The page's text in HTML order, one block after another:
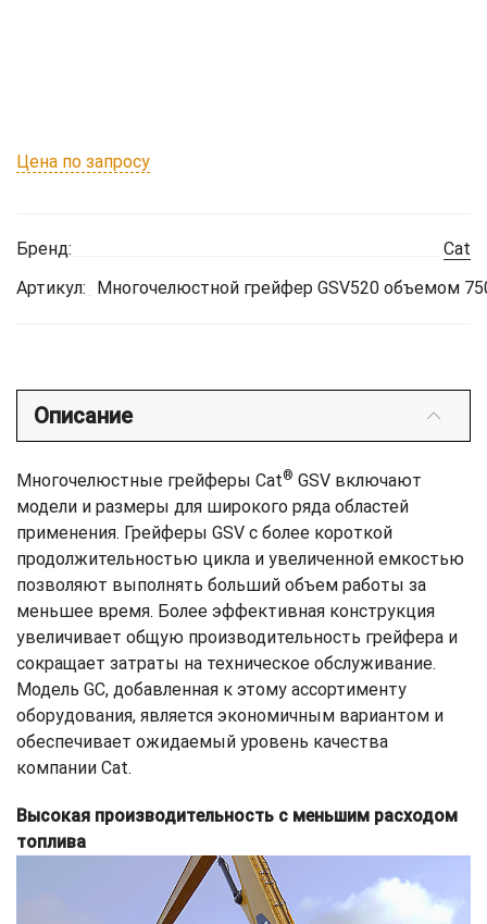
Цена по запросу
Бренд:
Cat
Артикул:
Многочелюстной грейфер GSV520 объемом
Описание
Многочелюстные грейферы Cat® GSV включают
модели и размеры для широкого ряда областей
применения. Грейферы GSV с более короткой
продолжительностью цикла и увеличенной емкостью
позволяют выполнять больший объем работы за
меньшее время. Более эффективная конструкция
увеличивает общую производительность грейфера и
сокращает затраты на техническое обслуживание.
Модель GC, добавленная к этому ассортименту
оборудования, является экономичным вариантом и
обеспечивает ожидаемый уровень качества
компании Cat.
Высокая производительность с меньшим расходом
топлива